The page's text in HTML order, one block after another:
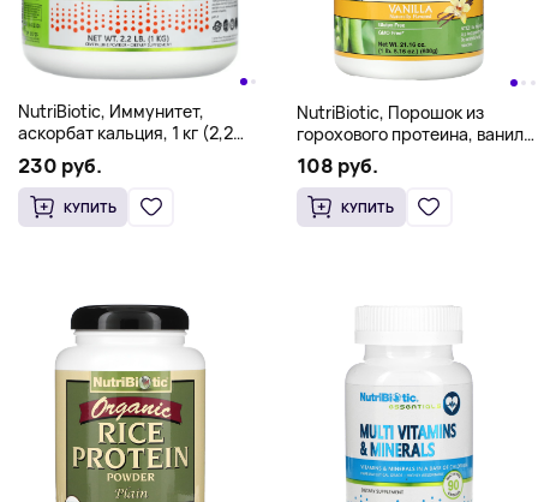
NutriBiotic, Иммунитет,
аскорбат кальция, 1 кг (2,2
фунта)
230 руб.
КУПИТЬ
NutriBiotic, Порошок из
горохового протеина, ваниль,
600 г (21,16 унции)
108 руб.
КУПИТЬ